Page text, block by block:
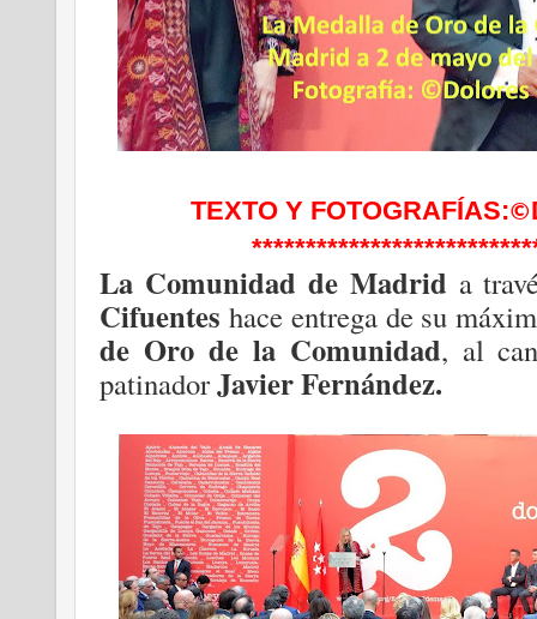
TEXTO Y FOTOGRAFÍAS:©
La Comunidad de Madrid a
Cifuentes hace entrega de su
de Oro de la Comunidad, al
patinadorJavier Fernández.